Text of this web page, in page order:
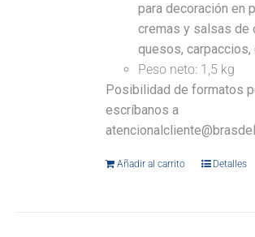
para decoración en
cremas y salsas de
quesos, carpaccios,
Peso neto: 1,5 kg
Posibilidad de formatos
escríbanos a
Añadir al carrito Detalles